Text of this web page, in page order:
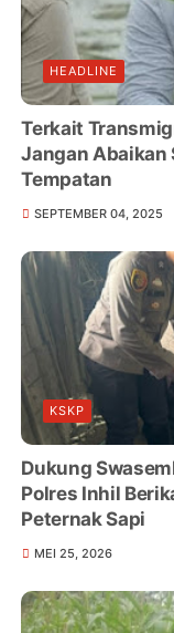
HEADLINE
Terkait
Jangan Abaikan
Tempatan
SEPTEMBER 04, 2025
KSKP
Dukung
Polres Inhil
Peternak Sapi
MEI 25, 2026